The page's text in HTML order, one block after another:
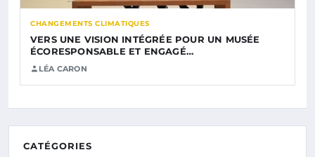
CHANGEMENTS CLIMATIQUES
VERS UNE VISION INTÉGRÉE POUR UN MUSÉE
ÉCORESPONSABLE ET ENGAGÉ…
LÉA CARON
CATÉGORIES